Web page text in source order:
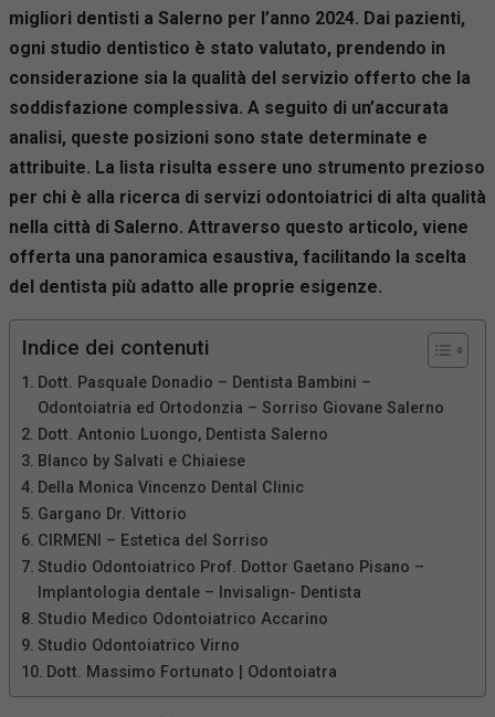
migliori dentisti a Salerno per l’anno 2024. Dai pazienti,
ogni studio dentistico è stato valutato, prendendo in
considerazione sia la qualità del servizio offerto che la
soddisfazione complessiva. A seguito di un’accurata
analisi, queste posizioni sono state determinate e
attribuite. La lista risulta essere uno strumento prezioso
per chi è alla ricerca di servizi odontoiatrici di alta qualità
nella città di Salerno. Attraverso questo articolo, viene
offerta una panoramica esaustiva, facilitando la scelta
del dentista più adatto alle proprie esigenze.
Indice dei contenuti
Dott. Pasquale Donadio – Dentista Bambini –
Odontoiatria ed Ortodonzia – Sorriso Giovane Salerno
Dott. Antonio Luongo, Dentista Salerno
Blanco by Salvati e Chiaiese
Della Monica Vincenzo Dental Clinic
Gargano Dr. Vittorio
CIRMENI – Estetica del Sorriso
Studio Odontoiatrico Prof. Dottor Gaetano Pisano –
Implantologia dentale – Invisalign- Dentista
Studio Medico Odontoiatrico Accarino
Studio Odontoiatrico Virno
Dott. Massimo Fortunato | Odontoiatra